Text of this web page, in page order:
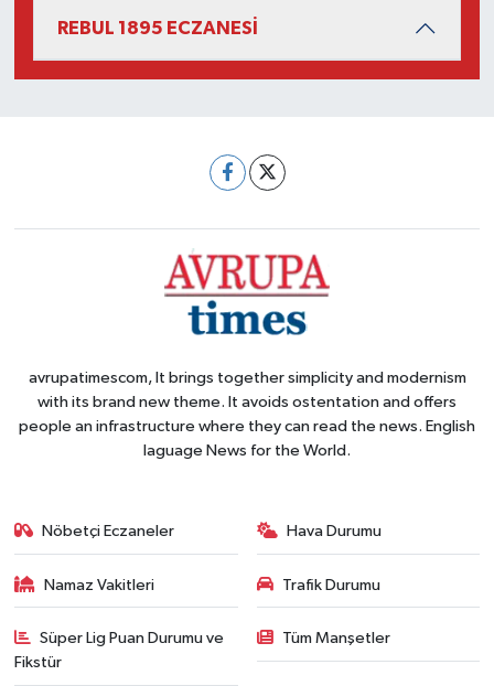
REBUL 1895 ECZANESİ
avrupatimescom, It brings together simplicity and modernism
with its brand new theme. It avoids ostentation and offers
people an infrastructure where they can read the news. English
laguage News for the World.
Nöbetçi Eczaneler Hava Durumu
Namaz Vakitleri Trafik Durumu
Süper Lig Puan Durumu ve
Fikstür
Tüm Manşetler